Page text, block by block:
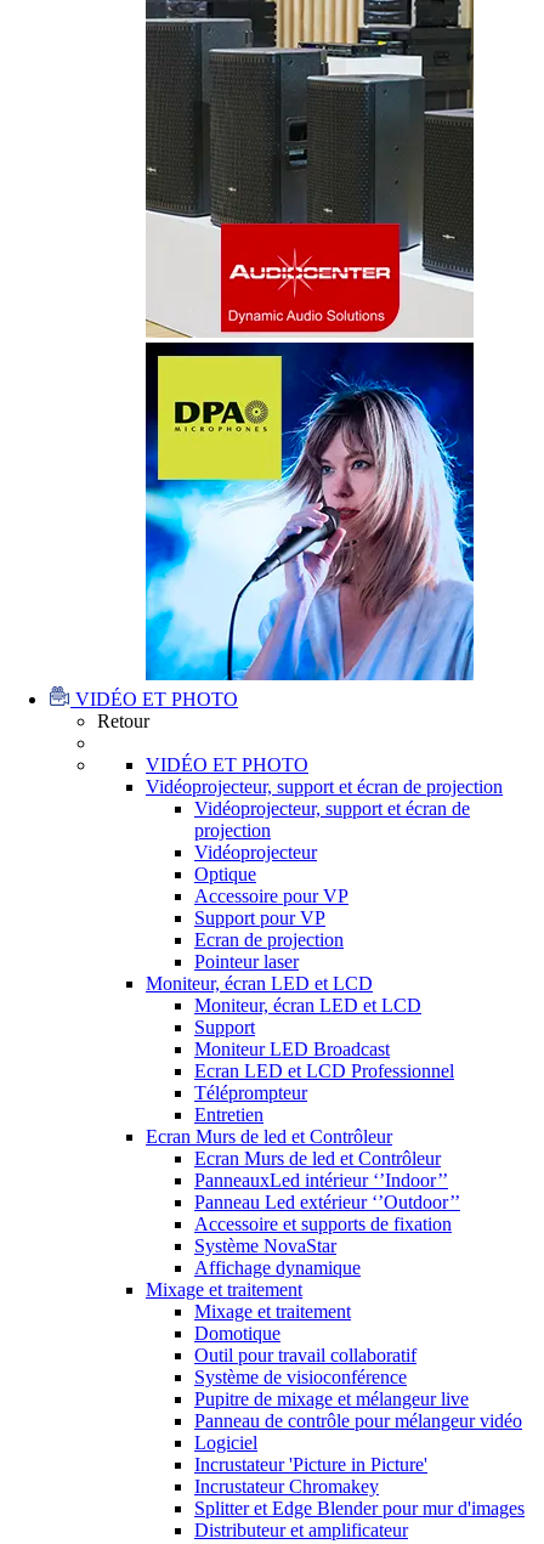
VIDÉO ET PHOTO
Retour
VIDÉO ET PHOTO
Vidéoprojecteur, support et écran de projection
Vidéoprojecteur, support et écran de
projection
Vidéoprojecteur
Optique
Accessoire pour VP
Support pour VP
Ecran de projection
Pointeur laser
Moniteur, écran LED et LCD
Moniteur, écran LED et LCD
Support
Moniteur LED Broadcast
Ecran LED et LCD Professionnel
Téléprompteur
Entretien
Ecran Murs de led et Contrôleur
Ecran Murs de led et Contrôleur
PanneauxLed intérieur ‘’Indoor’’
Panneau Led extérieur ‘’Outdoor’’
Accessoire et supports de fixation
Système NovaStar
Affichage dynamique
Mixage et traitement
Mixage et traitement
Domotique
Outil pour travail collaboratif
Système de visioconférence
Pupitre de mixage et mélangeur live
Panneau de contrôle pour mélangeur vidéo
Logiciel
Incrustateur 'Picture in Picture'
Incrustateur Chromakey
Splitter et Edge Blender pour mur d'images
Distributeur et amplificateur